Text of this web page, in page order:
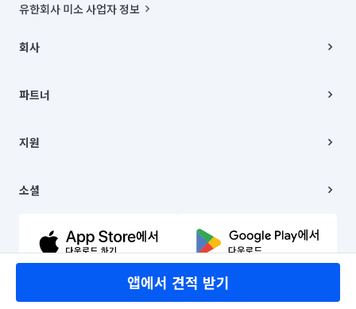
앱에서 견적 받기
유한회사 미소 사업자 정보
00019 |
주소 | 본사: 서울특별시 종로구 율곡로 6(중학동, 트윈트리빌딩) B동 5층
컨택센터 : 서울특별시 종로구 수송동 율곡로 24, 7층, 8층 미소
상품, 상품정보, 거래에 관한 의무와 책임은 거래당사자에게 있습니다.
언론 보도 관련 문의:
© 유한회사 미소. Miso, Inc. All Rights Reserved.
회사
채용
파트너
이사
지원
이용약관
문의하기
소셜
유튜브